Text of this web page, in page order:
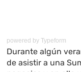
powered byTypeform
Durante algún
de asistir a una